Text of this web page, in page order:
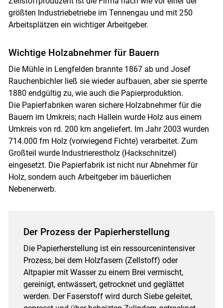
größten Industriebetriebe im Tennengau und mit 250
Arbeitsplätzen ein wichtiger Arbeitgeber.
Wichtige Holzabnehmer für Bauern
Die Mühle in Lengfelden brannte 1867 ab und Josef
Rauchenbichler ließ sie wieder aufbauen, aber sie sperrte
1880 endgültig zu, wie auch die Papierproduktion.
Die Papierfabriken waren sichere Holzabnehmer für die
Bauern im Umkreis; nach Hallein wurde Holz aus einem
Umkreis von rd. 200 km angeliefert. Im Jahr 2003 wurden
714.000 fm Holz (vorwiegend Fichte) verarbeitet. Zum
Großteil wurde Industrierestholz (Hackschnitzel)
eingesetzt. Die Papierfabrik ist nicht nur Abnehmer für
Holz, sondern auch Arbeitgeber im bäuerlichen
Nebenerwerb.
Der Prozess der Papierherstellung
Die Papierherstellung ist ein ressourcenintensiver
Prozess, bei dem Holzfasern (Zellstoff) oder
Altpapier mit Wasser zu einem Brei vermischt,
gereinigt, entwässert, getrocknet und geglättet
werden. Der Faserstoff wird durch Siebe geleitet,